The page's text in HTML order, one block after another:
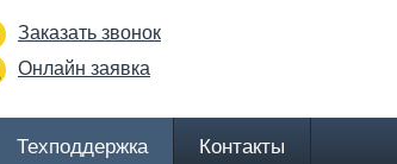
Заказать звонок
Онлайн заявка
Техподдержка Контакты